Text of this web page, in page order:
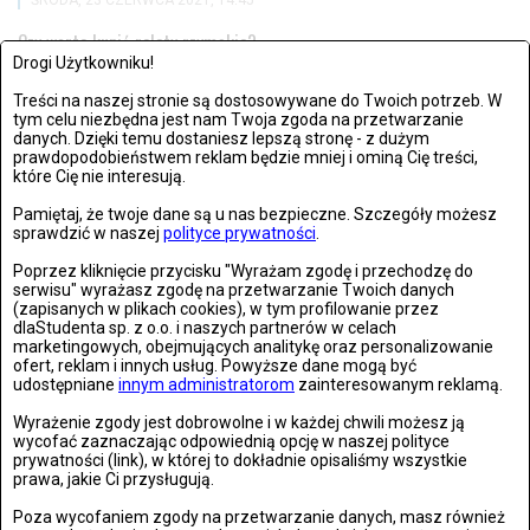
Drogi Użytkowniku!
Treści na naszej stronie są dostosowywane do Twoich potrzeb. W
tym celu niezbędna jest nam Twoja zgoda na przetwarzanie
danych. Dzięki temu dostaniesz lepszą stronę - z dużym
prawdopodobieństwem reklam będzie mniej i ominą Cię treści,
które Cię nie interesują.
Pamiętaj, że twoje dane są u nas bezpieczne. Szczegóły możesz
sprawdzić w naszej polityce prywatności
Poprzez kliknięcie przycisku "Wyrażam zgodę i przechodzę do
serwisu" wyrażasz zgodę na przetwarzanie Twoich danych
(zapisanych w plikach cookies), w tym profilowanie przez
dlaStudenta sp. z o.o. i naszych partnerów w celach
marketingowych, obejmujących analitykę oraz personalizowanie
ofert, reklam i innych usług. Powyższe dane mogą być
udostępniane innym administratorom zainteresowanym reklamą.
Wyrażenie zgody jest dobrowolne i w każdej chwili możesz ją
wycofać zaznaczając odpowiednią opcję w naszej polityce
prywatności (link), w której to dokładnie opisaliśmy wszystkie
prawa, jakie Ci przysługują.
Poza wycofaniem zgody na przetwarzanie danych, masz również
Czy warto kupić rolety rzymskie?
DLA DOMU
CZWARTEK, 10 PAŹDZIERNIKAA 2019, 14:09
Minimalistyczne i stylowe krzesła metalowe